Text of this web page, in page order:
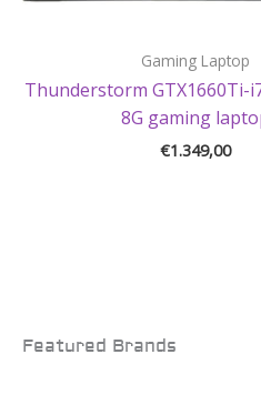
Gaming Laptop
Thunderstorm GTX1660Ti-
8G gaming
€1.349,00
Featured Brands